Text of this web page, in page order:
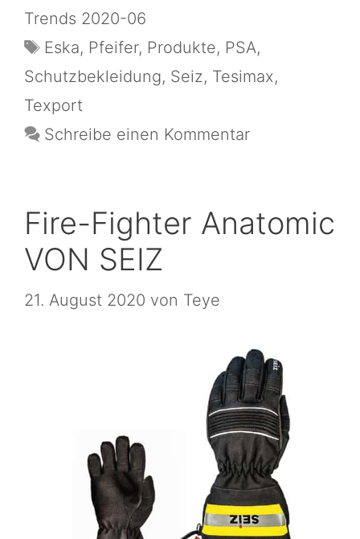
Trends 2020-06
Eska, Pfeifer, Produkte, PSA,
Schutzbekleidung, Seiz, Tesimax,
Texport
Schreibe einen Kommentar
Fire-Fighter Anatomic
VON SEIZ
21. August 2020 von Teye